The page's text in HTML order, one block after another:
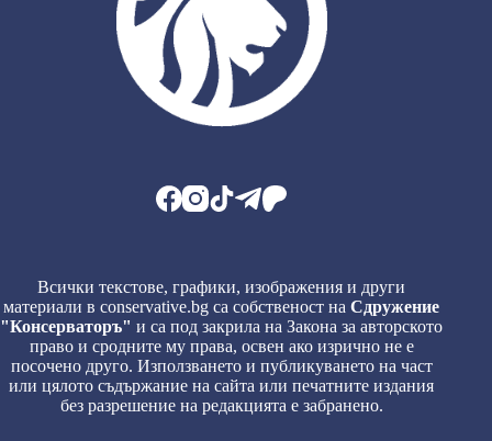
Всички текстове, графики, изображения и други
материали в conservative.bg са собственост наСдружение
"Консерваторъ" и са под закрила на Закона за авторското
право и сродните му права, освен ако изрично не е
посочено друго. Използването и публикуването на част
или цялото съдържание на сайта или печатните издания
без разрешение на редакцията е забранено.